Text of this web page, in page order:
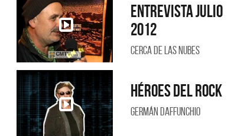
Entrevista Julio
2012
Cerca de las nubes
Héroes del Rock
Germán Daffunchio